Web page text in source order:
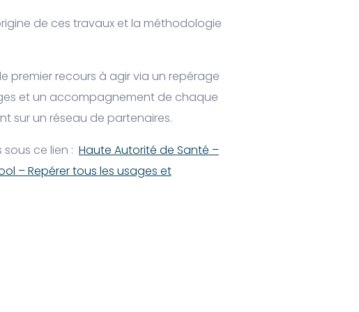
de ces travaux et la méthodologie
premier recours à agir via un repérage
et un accompagnement de chaque
sur un réseau de partenaires.
ce lien : Haute Autorité de Santé –
– Repérer tous les usages et